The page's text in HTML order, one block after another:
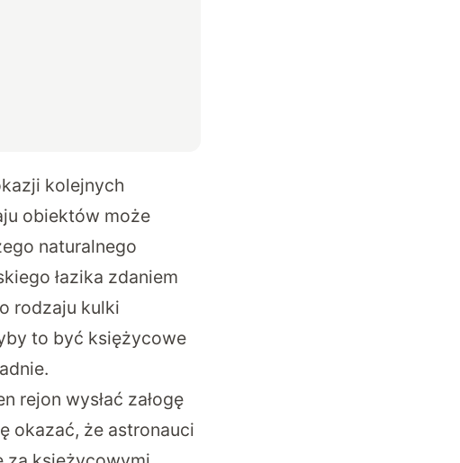
kolejnych
obiektów może
naturalnego
łazika zdaniem
rodzaju kulki
to być księżycowe
rejon wysłać załogę
okazać, że astronauci